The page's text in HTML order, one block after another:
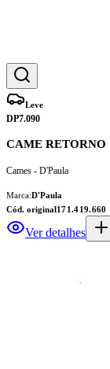
Leve
DP7.090
CAME RETORNO
Cames - D'Paula
Marca:D'Paula
Cód. original171.419.660
Ver detalhes